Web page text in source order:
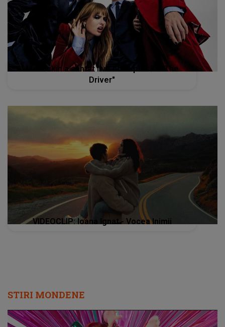
Maneskin a cântat live noua piesă - "The
Driver"
VIDEOCLIP: Ioana Ignat - Vocea Inimii
STIRI MONDENE